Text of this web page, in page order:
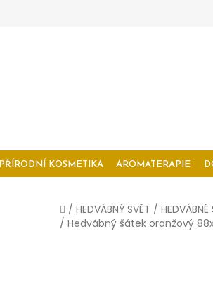
PŘÍRODNÍ KOSMETIKA AROMATERAPIE
Domů
/ HEDVÁBNÝ SVĚT /
/ Hedvábný šátek oranžový